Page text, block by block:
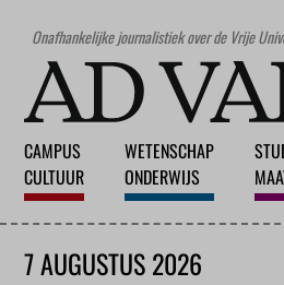
Onafhankelijke journalistiek over de Vrije
CAMPUS
CULTUUR
WETENSCHAP
ONDERWIJS
7 AUGUSTUS 2026